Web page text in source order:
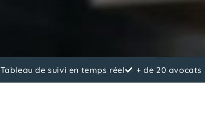
Tableau de suivi en temps réel + de 20